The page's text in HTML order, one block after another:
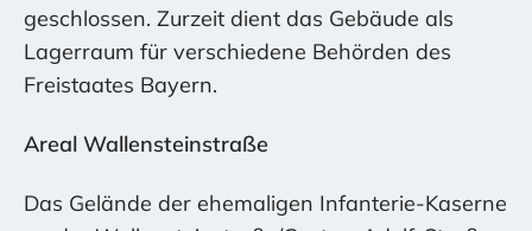
geschlossen. Zurzeit dient das Gebäude als
Lagerraum für verschiedene Behörden des
Freistaates Bayern.
Areal Wallensteinstraße
Das Gelände der ehemaligen Infanterie-Kaserne